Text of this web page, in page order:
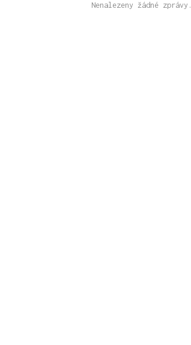
Nenalezeny žádné zprávy.